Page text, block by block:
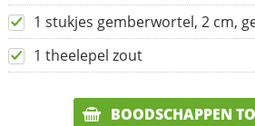
1 stukjes gemberwortel, 2 cm,
1 theelepel zout
BOODSCHAPPEN